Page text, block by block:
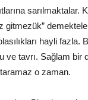
sarılmaktalar.
hayli
ve tavrı. Sağlam
o zaman.